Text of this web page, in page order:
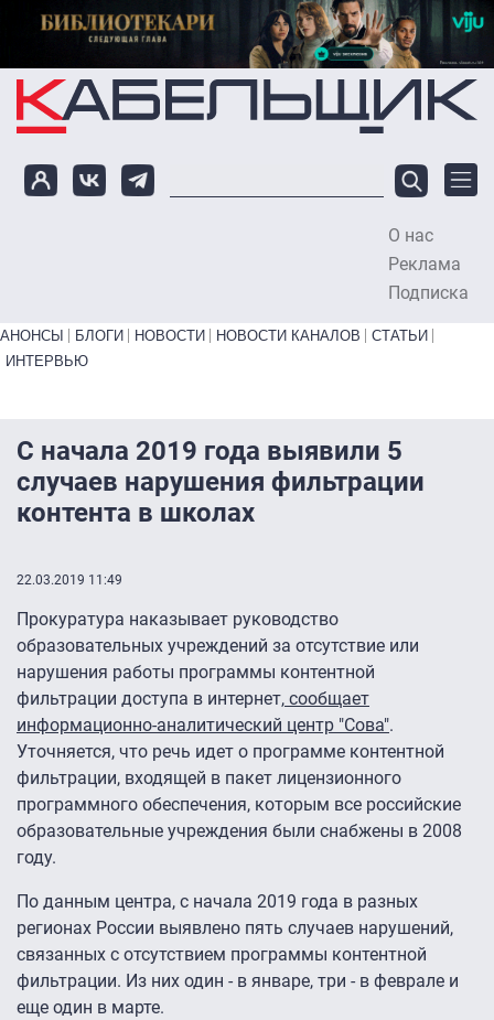
Перейти к основному содержанию
О нас
Реклама
Подписка
Primary links bottom
АНОНСЫ БЛОГИ НОВОСТИ НОВОСТИ КАНАЛОВ
СТАТЬИ
ИНТЕРВЬЮ
С начала 2019 года выявили 5
случаев нарушения фильтрации
контента в школах
22.03.2019 11:49
Прокуратура наказывает руководство
образовательных учреждений за отсутствие или
нарушения работы программы контентной
фильтрации доступа в интернет, сообщает
информационно-аналитический центр "Сова".
Уточняется, что речь идет о программе контентной
фильтрации, входящей в пакет лицензионного
программного обеспечения, которым все российские
образовательные учреждения были снабжены в 2008
году.
По данным центра, с начала 2019 года в разных
регионах России выявлено пять случаев нарушений,
связанных с отсутствием программы контентной
фильтрации. Из них один - в январе, три - в феврале и
еще один в марте.